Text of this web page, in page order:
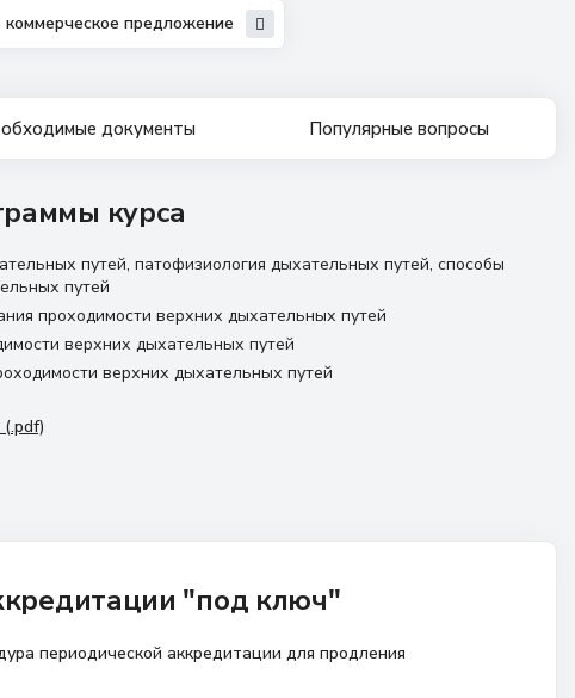
коммерческое предложение
документы Популярные вопросы
курса
путей, патофизиология дыхательных путей, способы
путей
проходимости верхних дыхательных путей
верхних дыхательных путей
верхних дыхательных путей
"под ключ"
периодической аккредитации для продления